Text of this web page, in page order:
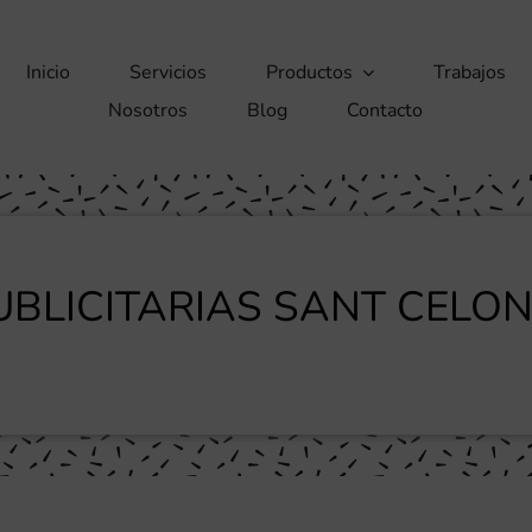
Inicio Servicios Productos
Trabajos
Nosotros
Blog Contacto
SANT